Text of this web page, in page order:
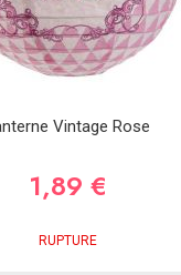
Vintage Rose
1,89 €
RUPTURE